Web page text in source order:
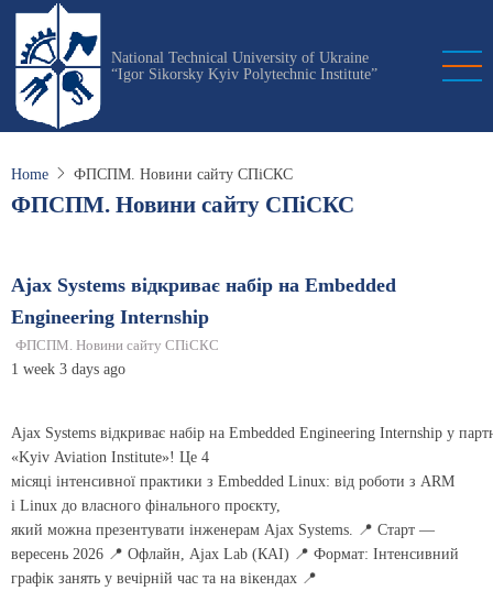
Skip
main
content
National Technical University of Ukraine
“Igor Sikorsky Kyiv Polytechnic Institute”
Home ФПСПМ. Новини сайту СПіСКС
ФПСПМ. Новини сайту СПіСКС
Ajax Systems відкриває набір на Embedded
Engineering Internship
ФПСПМ. Новини сайту СПіСКС
1 week 3 days ago
Ajax Systems відкриває набір на Embedded Engineering Internship у
«Kyiv Aviation Institute»! Це 4
місяці інтенсивної практики з Embedded Linux: від роботи з ARM
і Linux до власного фінального проєкту,
який можна презентувати інженерам Ajax Systems. 📍 Старт —
вересень 2026 📍 Офлайн, Ajax Lab (КАІ) 📍 Формат: Інтенсивний
графік занять у вечірній час та на вікендах 📍